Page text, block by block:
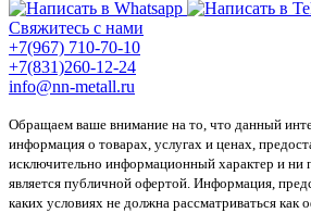
Свяжитесь с нами
+7(967) 710-70-10
+7(831)260-12-24
info@nn-metall.ru
Обращаем ваше внимание на то, что данный
информация о товарах, услугах и ценах,
исключительно информационный характер и ни
является публичной офертой. Информация,
каких условиях не должна рассматриваться как